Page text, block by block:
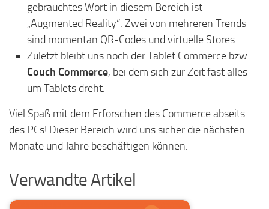
gebrauchtes Wort in diesem Bereich ist
„Augmented Reality“. Zwei von mehreren Trends
sind momentan QR-Codes und virtuelle Stores.
Zuletzt bleibt uns noch der Tablet Commerce bzw.
Couch Commerce, bei dem sich zur Zeit fast alles
um Tablets dreht.
Viel Spaß mit dem Erforschen des Commerce abseits
des PCs! Dieser Bereich wird uns sicher die nächsten
Monate und Jahre beschäftigen können.
Verwandte Artikel